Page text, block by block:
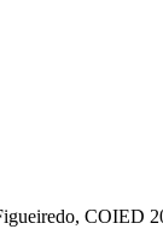
COIED